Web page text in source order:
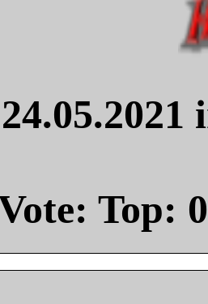
Top: 0